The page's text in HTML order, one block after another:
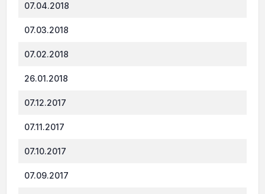
07.04.2018
07.03.2018
07.02.2018
26.01.2018
07.12.2017
07.11.2017
07.10.2017
07.09.2017